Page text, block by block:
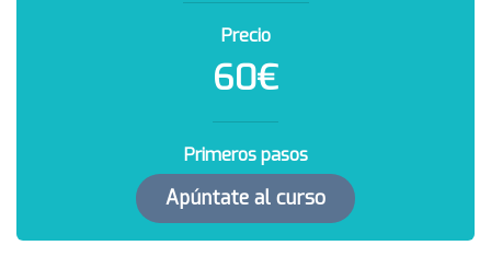
Precio
60€
Primeros pasos
Apúntate al curso